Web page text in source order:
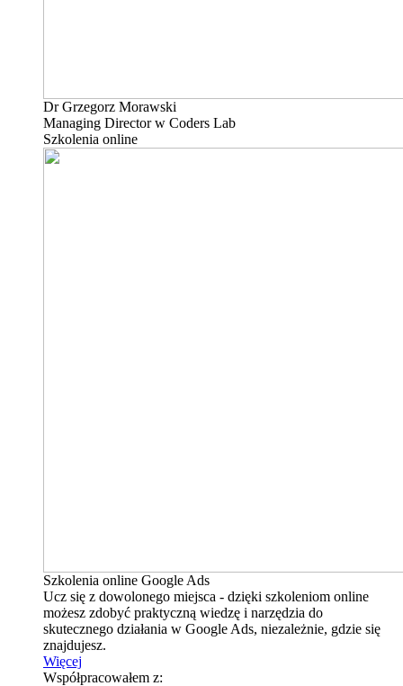
Dr Grzegorz Morawski
Managing Director w Coders Lab
Szkolenia online
Szkolenia online Google Ads
Ucz się z dowolonego miejsca - dzięki szkoleniom online
możesz zdobyć praktyczną wiedzę i narzędzia do
skutecznego działania w Google Ads, niezależnie, gdzie się
znajdujesz.
Więcej
Współpracowałem z: